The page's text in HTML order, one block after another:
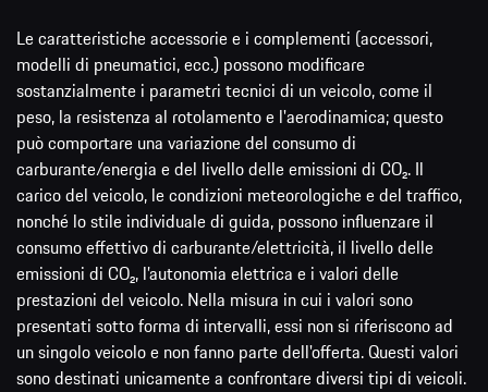
Le caratteristiche accessorie e i complementi (accessori,
modelli di pneumatici, ecc.) possono modificare
sostanzialmente i parametri tecnici di un veicolo, come il
peso, la resistenza al rotolamento e l'aerodinamica; questo
può comportare una variazione del consumo di
carburante/energia e del livello delle emissioni di CO₂. Il
carico del veicolo, le condizioni meteorologiche e del traffico,
nonché lo stile individuale di guida, possono influenzare il
consumo effettivo di carburante/elettricità, il livello delle
emissioni di CO₂, l’autonomia elettrica e i valori delle
prestazioni del veicolo. Nella misura in cui i valori sono
presentati sotto forma di intervalli, essi non si riferiscono ad
un singolo veicolo e non fanno parte dell'offerta. Questi valori
sono destinati unicamente a confrontare diversi tipi di veicoli.